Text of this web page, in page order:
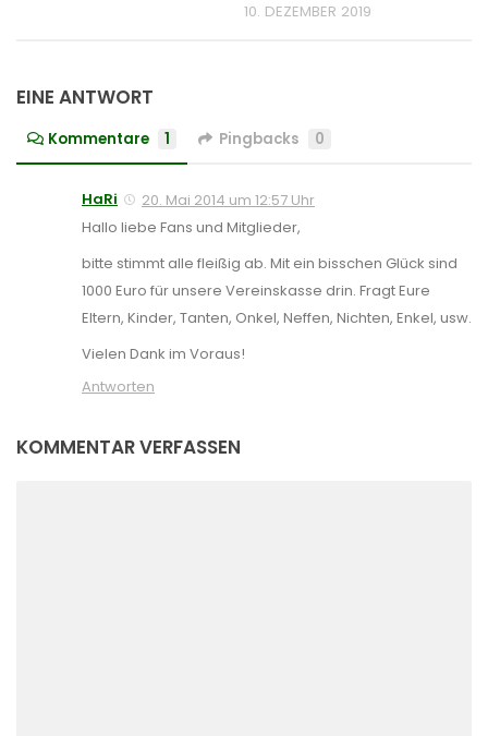
10. DEZEMBER 2019
EINE ANTWORT
Kommentare 1 Pingbacks 0
HaRi
20. Mai 2014 um 12:57 Uhr
Hallo liebe Fans und Mitglieder,
bitte stimmt alle fleißig ab. Mit ein bisschen Glück sind
1000 Euro für unsere Vereinskasse drin. Fragt Eure
Eltern, Kinder, Tanten, Onkel, Neffen, Nichten, Enkel, usw.
Vielen Dank im Voraus!
Antworten
KOMMENTAR VERFASSEN